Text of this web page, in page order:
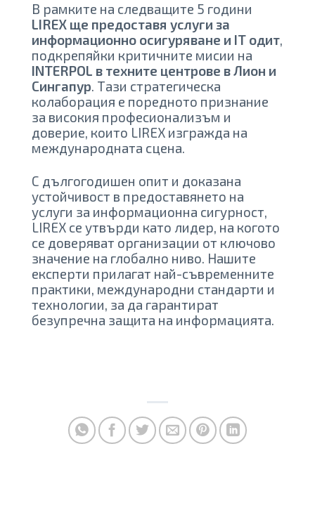
В рамките на следващите 5 години
LIREX ще предоставя услуги за
информационно осигуряване и IT одит,
подкрепяйки критичните мисии на
INTERPOL в техните центрове в Лион и
Сингапур. Тази стратегическа
колаборация е поредното признание
за високия професионализъм и
доверие, които LIREX изгражда на
международната сцена.
С дългогодишен опит и доказана
устойчивост в предоставянето на
услуги за информационна сигурност,
LIREX се утвърди като лидер, на когото
се доверяват организации от ключово
значение на глобално ниво. Нашите
експерти прилагат най-съвременните
практики, международни стандарти и
технологии, за да гарантират
безупречна защита на информацията.